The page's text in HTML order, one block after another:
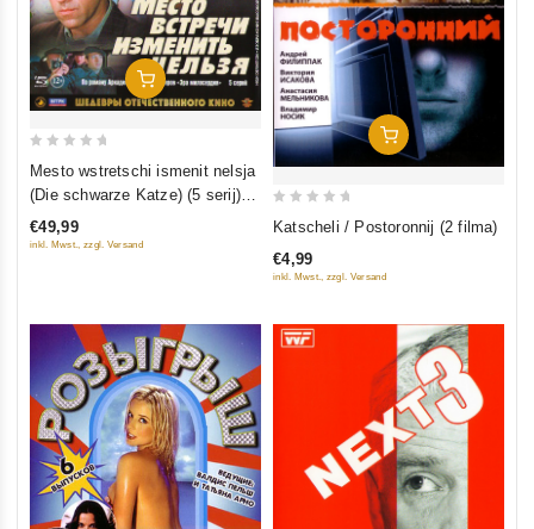
In Den Warenkorb
5
Mesto wstretschi ismenit nelsja
(Die schwarze Katze) (5 serij) (2
Blu-Ray)
€49,99
inkl. Mwst., zzgl. Versand
In Den Warenkorb
of
Katscheli / Postoronnij (2 filma)
€4,99
inkl. Mwst., zzgl. Versand